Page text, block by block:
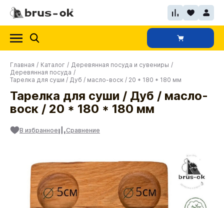
Главная / Каталог / Деревянная посуда и сувениры /
Деревянная посуда /
Тарелка для суши / Дуб / масло-воск / 20 * 180 * 180 мм
Тарелка для суши / Дуб / масло-
воск / 20 * 180 * 180 мм
В избранное Сравнение